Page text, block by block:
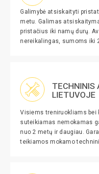
Galimybė atsiskaityti
metu. Galimas
pristačius iki namų durų.
nereikalingas, sumoms iki
TECHNINIS
LIETUVOJE
Visiems treniruokliams bei
suteikiamas nemokamas
nuo 2 metų ir daugiau.
teikiamos mokamo